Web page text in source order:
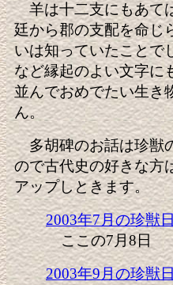
羊は十二支にもあて
廷から郡の支配を命じ
いは知っていたことで
など縁起のよい文字に
並んでおめでたい生き
ん。
多胡碑のお話は珍獣
ので古代史の好きな方
アップしときます。
2003年7月の珍獣
ここの7月8日
2003年9月の珍獣